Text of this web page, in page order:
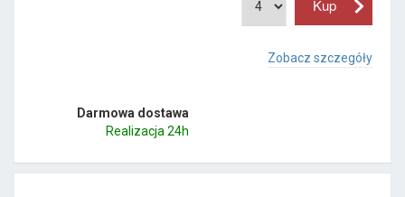
Zobacz szczegóły
Darmowa dostawa
Realizacja 24h